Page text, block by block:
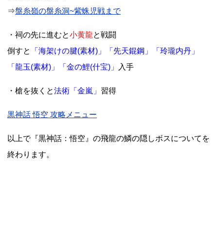
⇒盤糸嶺の盤糸洞~紫蛛児戦まで
・祠の先に進むと小黄龍と戦闘
倒すと
「海架けの腱(素材)」「先天錕鋼」「玲瓏内丹」
「龍玉(素材)」「金の鯉(什宝)」
入手
・槍を抜くと法術「金嵐」 習得
黒神話 悟空 攻略メニュー
以上で『黒神話：悟空』の飛龍の鱗の隠しボスについてを
終わります。